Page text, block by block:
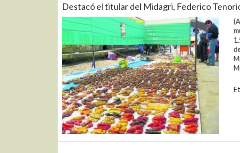
Destacó el titular del Midagri, Federico